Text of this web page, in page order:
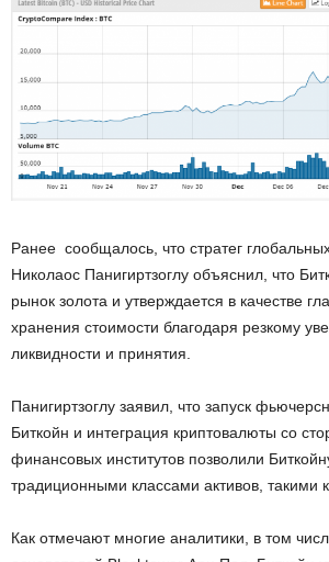
Ранее сообщалось, что стратег
Николаос Панигиртзоглу объяснил, что
рынок золота и утверждается в качестве
хранения стоимости благодаря резкому
ликвидности и принятия.
Панигиртзоглу заявил, что запуск
Биткойн и интеграция криптовалюты со
финансовых институтов позволили
традиционными классами активов, такими
Как отмечают многие аналитики, в том